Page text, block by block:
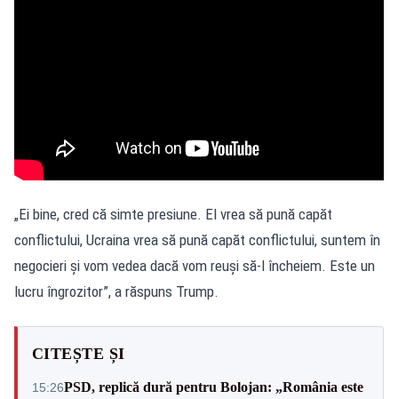
„Ei bine, cred că simte presiune. El vrea să pună capăt
conflictului, Ucraina vrea să pună capăt conflictului, suntem în
negocieri și vom vedea dacă vom reuși să-l încheiem. Este un
lucru îngrozitor”, a răspuns Trump.
CITEȘTE ȘI
15:26PSD, replică dură pentru Bolojan: „România este